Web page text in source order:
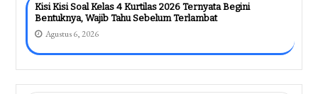
Kisi Kisi Soal Kelas 4 Kurtilas 2026 Ternyata Begini
Bentuknya, Wajib Tahu Sebelum Terlambat
Agustus 6, 2026